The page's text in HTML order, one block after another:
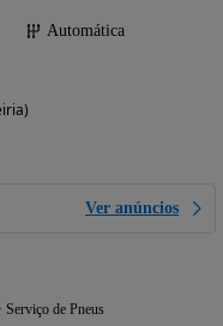
Automática
Ver anúncios
Serviço de Pneus